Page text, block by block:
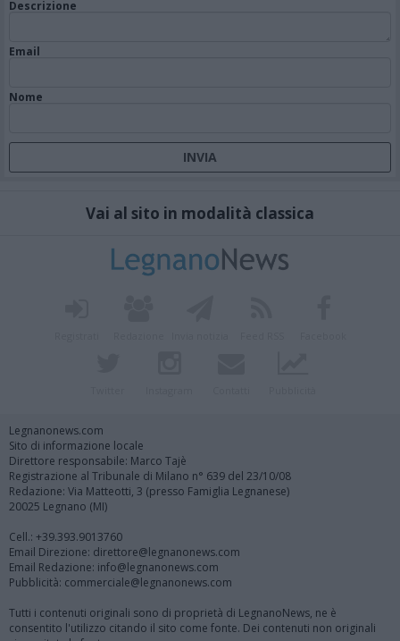
Descrizione
Email
Nome
Vai al sito in modalità classica
Legnanonews.com
Sito di informazione locale
Direttore responsabile: Marco Tajè
Registrazione al Tribunale di Milano n° 639 del 23/10/08
Redazione: Via Matteotti, 3 (presso Famiglia Legnanese)
20025 Legnano (MI)
Cell.: +39.393.9013760
Email Direzione: direttore@legnanonews.com
Email Redazione: info@legnanonews.com
Pubblicità: commerciale@legnanonews.com
Tutti i contenuti originali sono di proprietà di LegnanoNews, ne è
consentito l'utilizzo citando il sito come fonte. Dei contenuti non originali